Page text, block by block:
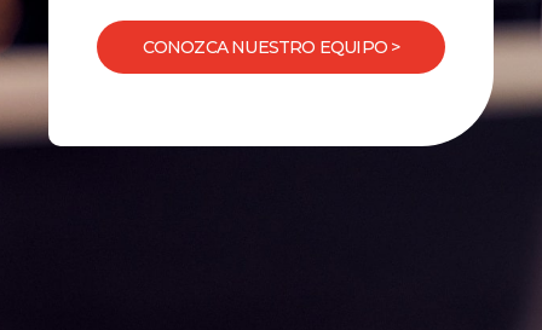
CONOZCA NUESTRO EQUIPO >